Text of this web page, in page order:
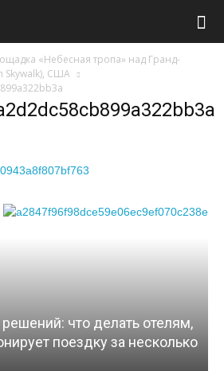
«Небесная тропа» над Гранд-
Skywalk), США
решений: что делать отелям,
поездку за несколько